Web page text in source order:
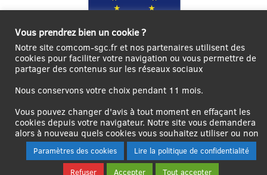
Ce site internet a été cofinancé par l’Union européenne avec le Fonds
Européen de Développement Régional à hauteur de 12 572€
déconnecter
Créer un
utilisateur
Contact
Plan
site
Vous prendrez bien un cookie ?
Notre site comcom-sgc.fr et nos partenaires utilisent des
cookies pour faciliter votre navigation ou vous permettre de
partager des contenus sur les réseaux sociaux
Nous conservons votre choix pendant 11 mois.
Vous pouvez changer d'avis à tout moment en effaçant les
cookies depuis votre navigateur. Notre site vous demandera
alors à nouveau quels cookies vous souhaitez utiliser ou non
Paramètres des cookies
Lire la politique de confidentialité
Refuser
Accepter Tout accepter